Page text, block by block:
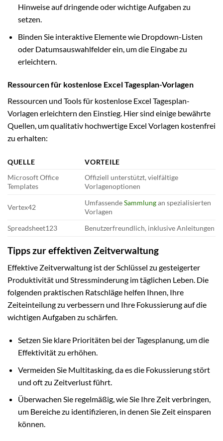
Hinweise auf dringende oder wichtige Aufgaben zu
setzen.
Binden Sie interaktive Elemente wie Dropdown-Listen
oder Datumsauswahlfelder ein, um die Eingabe zu
erleichtern.
Ressourcen für kostenlose Excel Tagesplan-Vorlagen
Ressourcen und Tools für kostenlose Excel Tagesplan-
Vorlagen erleichtern den Einstieg. Hier sind einige bewährte
Quellen, um qualitativ hochwertige Excel Vorlagen kostenfrei
zu erhalten:
QUELLE
VORTEILE
Microsoft Office
Templates
Offiziell unterstützt, vielfältige
Vorlagenoptionen
Vertex42
UmfassendeSammlungan spezialisierten
Vorlagen
Spreadsheet123
Benutzerfreundlich, inklusive Anleitungen
Tipps zur effektiven Zeitverwaltung
Effektive Zeitverwaltung ist der Schlüssel zu gesteigerter
Produktivität und Stressminderung im täglichen Leben. Die
folgenden praktischen Ratschläge helfen Ihnen, Ihre
Zeiteinteilung zu verbessern und Ihre Fokussierung auf die
wichtigen Aufgaben zu schärfen.
Setzen Sie klare Prioritäten bei der Tagesplanung, um die
Effektivität zu erhöhen.
Vermeiden Sie Multitasking, da es die Fokussierung stört
und oft zu Zeitverlust führt.
Überwachen Sie regelmäßig, wie Sie Ihre Zeit verbringen,
um Bereiche zu identifizieren, in denen Sie Zeit einsparen
können.